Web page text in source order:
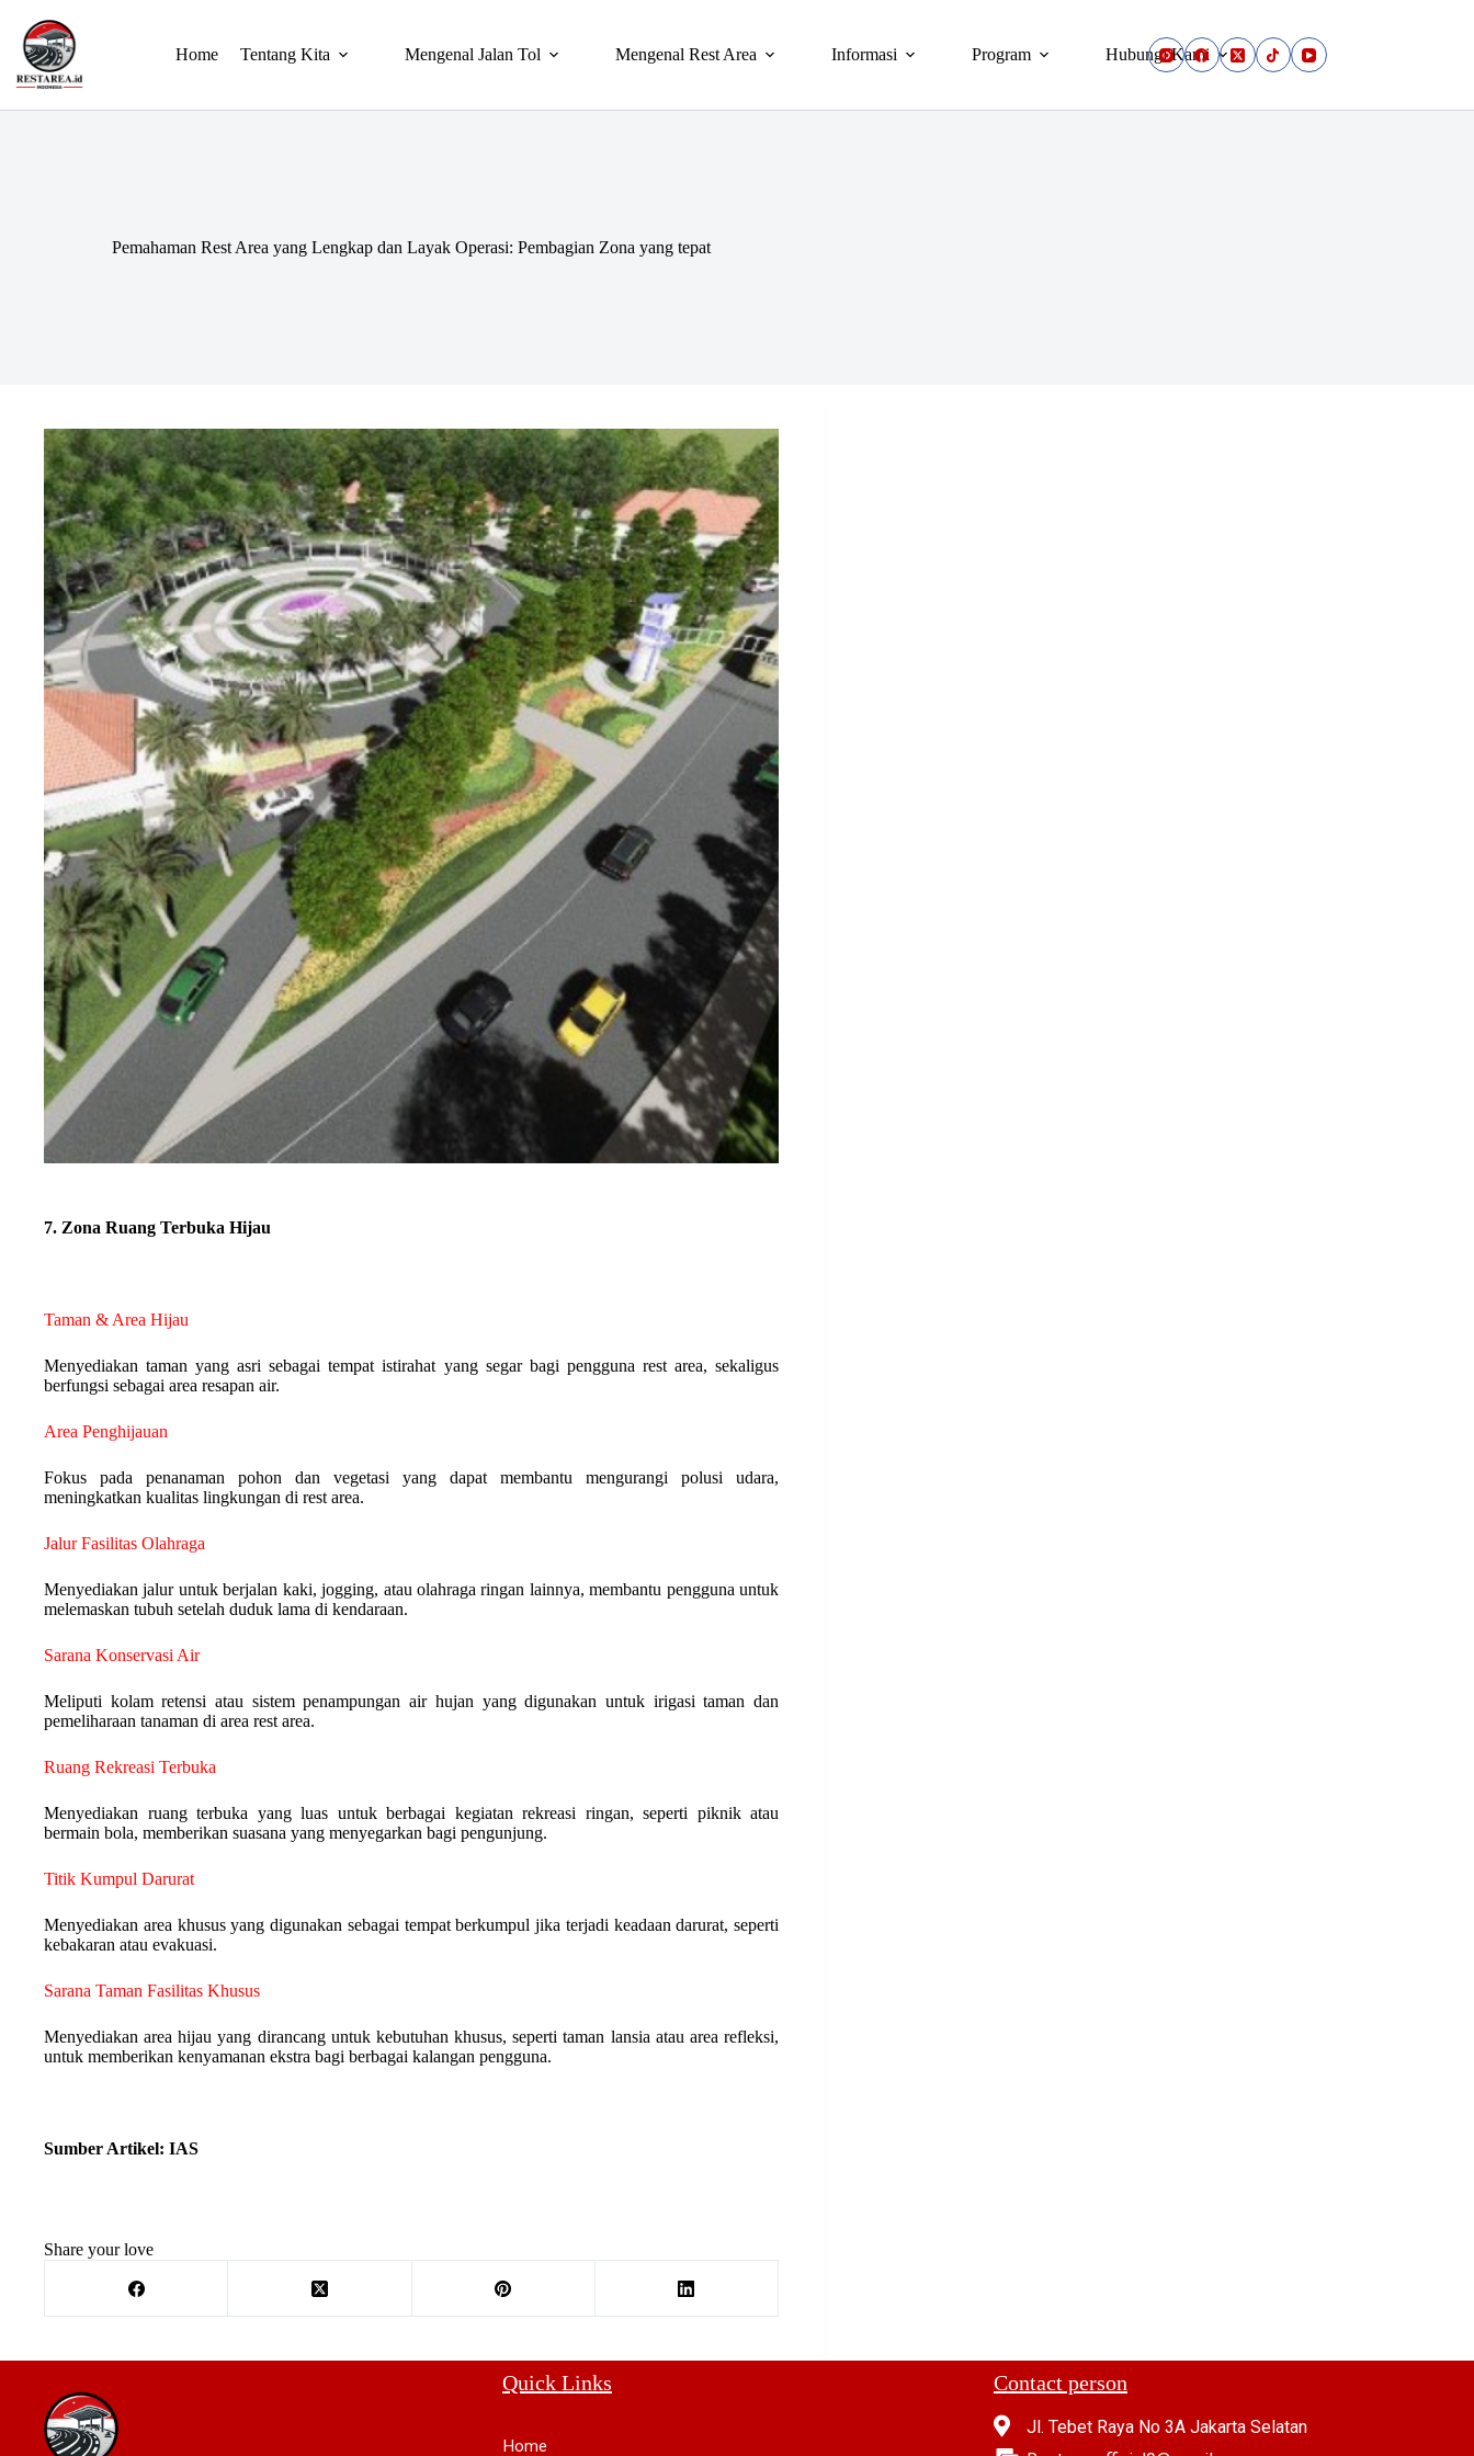
Home Tentang Kita Mengenal Jalan Tol Mengenal Rest Area Informasi Program Hubungi Kami
Pemahaman Rest Area yang Lengkap dan Layak Operasi: Pembagian Zona yang tepat
7. Zona Ruang Terbuka Hijau
Taman & Area Hijau
Menyediakan taman yang asri sebagai tempat istirahat yang segar bagi pengguna rest area, sekaligus
berfungsi sebagai area resapan air.
Area Penghijauan
Fokus pada penanaman pohon dan vegetasi yang dapat membantu mengurangi polusi udara,
meningkatkan kualitas lingkungan di rest area.
Jalur Fasilitas Olahraga
Menyediakan jalur untuk berjalan kaki, jogging, atau olahraga ringan lainnya, membantu pengguna untuk
melemaskan tubuh setelah duduk lama di kendaraan.
Sarana Konservasi Air
Meliputi kolam retensi atau sistem penampungan air hujan yang digunakan untuk irigasi taman dan
pemeliharaan tanaman di area rest area.
Ruang Rekreasi Terbuka
Menyediakan ruang terbuka yang luas untuk berbagai kegiatan rekreasi ringan, seperti piknik atau
bermain bola, memberikan suasana yang menyegarkan bagi pengunjung.
Titik Kumpul Darurat
Menyediakan area khusus yang digunakan sebagai tempat berkumpul jika terjadi keadaan darurat, seperti
kebakaran atau evakuasi.
Sarana Taman Fasilitas Khusus
Menyediakan area hijau yang dirancang untuk kebutuhan khusus, seperti taman lansia atau area refleksi,
untuk memberikan kenyamanan ekstra bagi berbagai kalangan pengguna.
Sumber Artikel: IAS
Share your love
Quick Links
Home
Contact person
Jl. Tebet Raya No 3A Jakarta Selatan